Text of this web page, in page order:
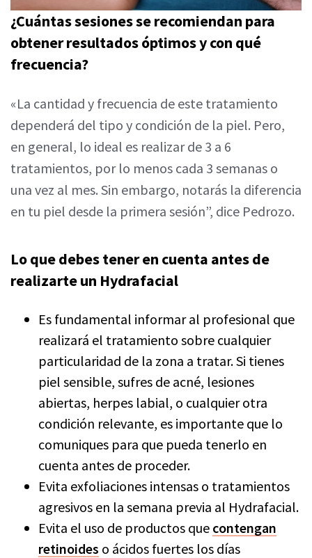
¿Cuántas sesiones se recomiendan para
obtener resultados óptimos y con qué
frecuencia?
«La cantidad y frecuencia de este tratamiento
dependerá del tipo y condición de la piel. Pero,
en general, lo ideal es realizar de 3 a 6
tratamientos, por lo menos cada 3 semanas o
una vez al mes. Sin embargo, notarás la diferencia
en tu piel desde la primera sesión”, dice Pedrozo.
Lo que debes tener en cuenta antes de
realizarte un Hydrafacial
Es fundamental informar al profesional que
realizará el tratamiento sobre cualquier
particularidad de la zona a tratar. Si tienes
piel sensible, sufres de acné, lesiones
abiertas, herpes labial, o cualquier otra
condición relevante, es importante que lo
comuniques para que pueda tenerlo en
cuenta antes de proceder.
Evita exfoliaciones intensas o tratamientos
agresivos en la semana previa al Hydrafacial.
Evita el uso de productos que contengan
retinoides o ácidos fuertes los días